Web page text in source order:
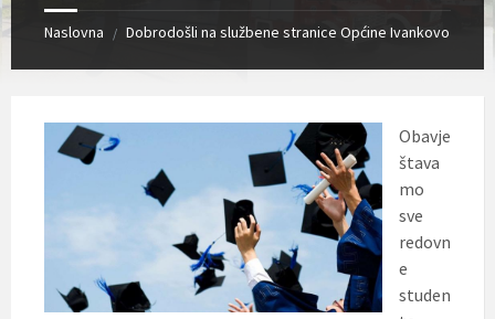
Naslovna / Dobrodošli na službene stranice Općine Ivankovo
Obavje
štava
mo
sve
redovn
e
studen